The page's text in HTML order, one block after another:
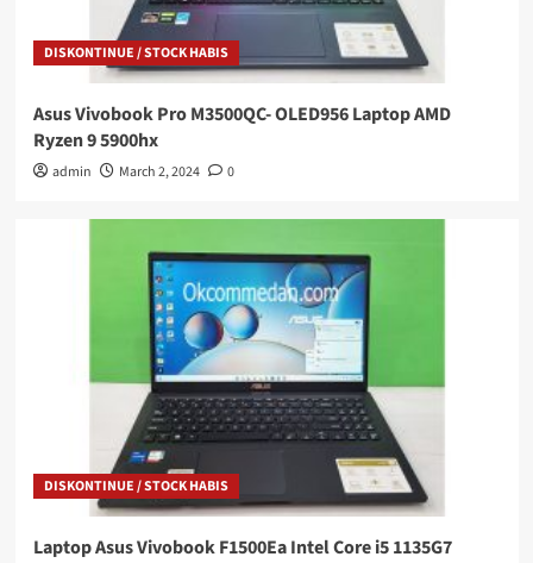
DISKONTINUE / STOCK HABIS
Asus Vivobook Pro M3500QC- OLED956 Laptop AMD
Ryzen 9 5900hx
admin March 2, 2024 0
DISKONTINUE / STOCK HABIS
Laptop Asus Vivobook F1500Ea Intel Core i5 1135G7